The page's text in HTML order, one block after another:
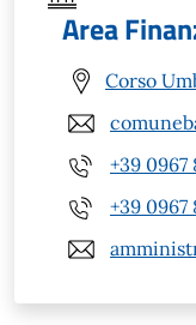
Area
Corso
+39 0967
+39 0967